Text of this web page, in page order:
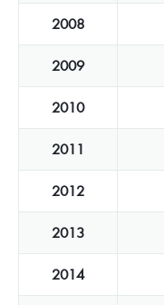
2008
2009
2010
2011
2012
2013
2014